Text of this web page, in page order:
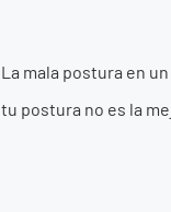
La mala postura en
tu postura no es la